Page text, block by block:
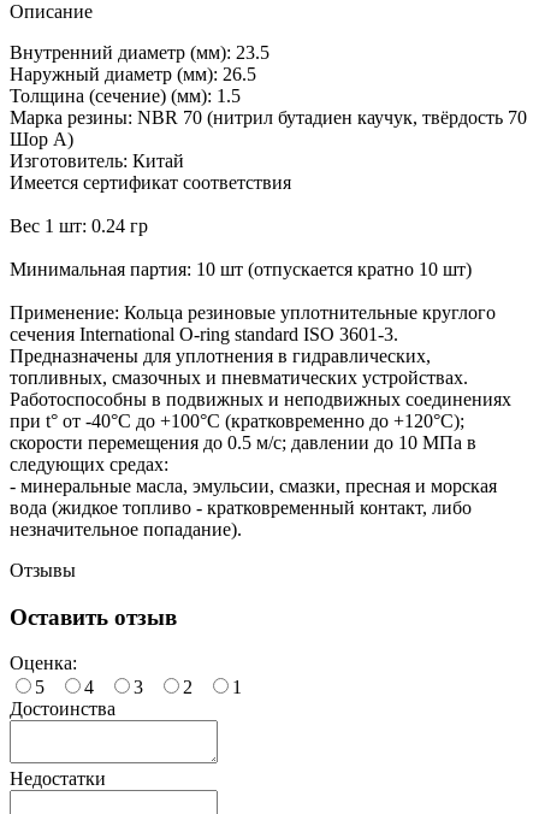
Описание
Внутренний диаметр (мм): 23.5
Наружный диаметр (мм): 26.5
Толщина (сечение) (мм): 1.5
Марка резины: NBR 70 (нитрил бутадиен каучук, твёрдость 70
Шор А)
Изготовитель: Китай
Имеется сертификат соответствия
Вес 1 шт: 0.24 гр
Минимальная партия: 10 шт (отпускается кратно 10 шт)
Применение: Кольца резиновые уплотнительные круглого
сечения International O-ring standard ISO 3601-3.
Предназначены для уплотнения в гидравлических,
топливных, смазочных и пневматических устройствах.
Работоспособны в подвижных и неподвижных соединениях
при t° от -40°С до +100°С (кратковременно до +120°С);
скорости перемещения до 0.5 м/с; давлении до 10 МПа в
следующих средах:
- минеральные масла, эмульсии, смазки, пресная и морская
вода (жидкое топливо - кратковременный контакт, либо
незначительное попадание).
Отзывы
Оставить отзыв
Оценка:
5
4 3 2
1
Достоинства
Недостатки